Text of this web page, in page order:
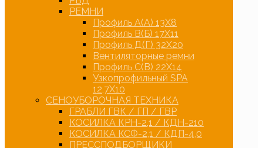
РЕМНИ
Профиль А(А) 13Х8
Профиль В(Б) 17Х11
Профиль Д(Г) 32Х20
Вентиляторные ремни
Профиль С(В) 22Х14
Узкопрофильный SPA
12,7Х10
СЕНОУБОРОЧНАЯ ТЕХНИКА
ГРАБЛИ ГВК / ГП / ГВР
КОСИЛКА КРН-2,1 / КДН-210
КОСИЛКА КСФ-2,1 / КДП-4,0
ПРЕССПОДБОРЩИКИ